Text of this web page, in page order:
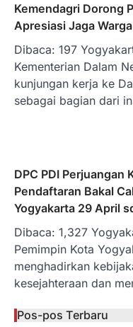
Kemendagri Dorong
Apresiasi Jaga
Dibaca: 197
Kementerian Dalam
kunjungan kerja ke
sebagai bagian dari
DPC PDI Perjuangan
Pendaftaran Bakal
Yogyakarta 29 April
Dibaca: 1,327
Pemimpin Kota
menghadirkan
kesejahteraan dan
Pos-pos Terbaru